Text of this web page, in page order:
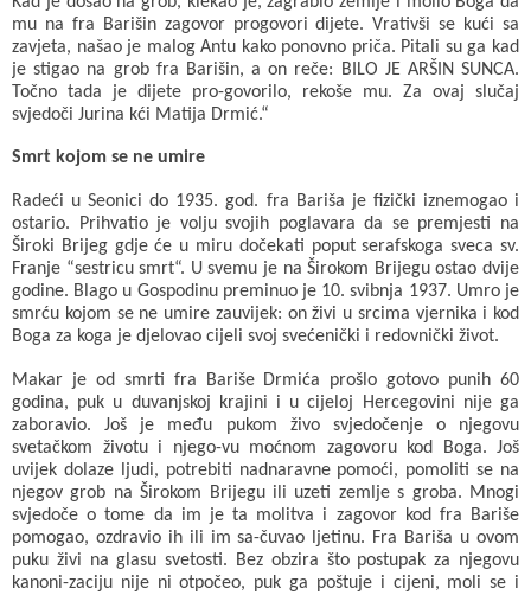
mu na fra Barišin zagovor progovori dijete. Vrativši se kući sa
zavjeta, našao je malog Antu kako ponovno priča. Pitali su ga kad
je stigao na grob fra Barišin, a on reče: BILO JE ARŠIN SUNCA.
Točno tada je dijete pro-govorilo, rekoše mu. Za ovaj slučaj
svjedoči Jurina kći Matija Drmić.“
Smrt kojom se ne umire
Radeći u Seonici do 1935. god. fra Bariša je fizički iznemogao i
ostario. Prihvatio je volju svojih poglavara da se premjesti na
Široki Brijeg gdje će u miru dočekati poput serafskoga sveca sv.
Franje “sestricu smrt“. U svemu je na Širokom Brijegu ostao dvije
godine. Blago u Gospodinu preminuo je 10. svibnja 1937. Umro je
smrću kojom se ne umire zauvijek: on živi u srcima vjernika i kod
Boga za koga je djelovao cijeli svoj svećenički i redovnički život.
Makar je od smrti fra Bariše Drmića prošlo gotovo punih 60
godina, puk u duvanjskoj krajini i u cijeloj Hercegovini nije ga
zaboravio. Još je među pukom živo svjedočenje o njegovu
svetačkom životu i njego-vu moćnom zagovoru kod Boga. Još
uvijek dolaze ljudi, potrebiti nadnaravne pomoći, pomoliti se na
njegov grob na Širokom Brijegu ili uzeti zemlje s groba. Mnogi
svjedoče o tome da im je ta molitva i zagovor kod fra Bariše
pomogao, ozdravio ih ili im sa-čuvao ljetinu. Fra Bariša u ovom
puku živi na glasu svetosti. Bez obzira što postupak za njegovu
kanoni-zaciju nije ni otpočeo, puk ga poštuje i cijeni, moli se i